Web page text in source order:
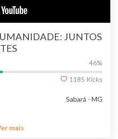
JUNTOS
46%
1185 Kicks
Sabará - MG
mais